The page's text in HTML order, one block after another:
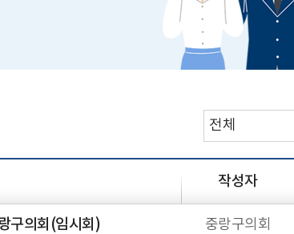
작성자
구의회(임시회) 중랑구의회